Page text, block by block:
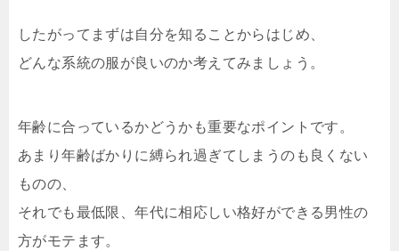
したがってまずは自分を知ることからはじめ、
どんな系統の服が良いのか考えてみましょう。
年齢に合っているかどうかも重要なポイントです。
あまり年齢ばかりに縛られ過ぎてしまうのも良くない
ものの、
それでも最低限、年代に相応しい格好ができる男性の
方がモテます。